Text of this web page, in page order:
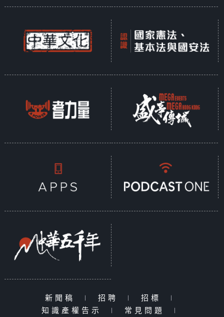
新聞稿 | 招聘 | 招標
|
知識產權告示
| 常見問題 |